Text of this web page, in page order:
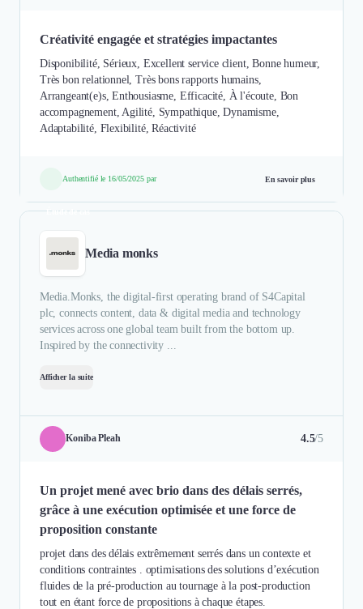
Créativité engagée et stratégies impactantes
Disponibilité, Sérieux, Excellent service client, Bonne humeur,
Très bon relationnel, Très bons rapports humains,
Arrangeant(e)s, Enthousiasme, Efficacité, À l'écoute, Bon
accompagnement, Agilité, Sympathique, Dynamisme,
Adaptabilité, Flexibilité, Réactivité
Authentifié le 16/05/2025 par En savoir plus
Étude de cas
Media monks
Media.Monks, the digital-first operating brand of S4Capital
plc, connects content, data & digital media and technology
services across one global team built from the bottom up.
Inspired by the connectivity ...
Afficher la suite
Koniba Pleah 4.5/5
Un projet mené avec brio dans des délais serrés,
grâce à une exécution optimisée et une force de
proposition constante
projet dans des délais extrêmement serrés dans un contexte et
conditions contraintes . optimisations des solutions d’exécution
fluides de la pré-production au tournage à la post-production
tout en étant force de propositions à chaque étapes.